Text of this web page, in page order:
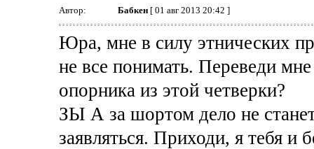
Автор: Бабкен[ 01 авг 2013 20:42 ]
Юра, мне в силу этнических
не все понимать. Переведи
опорника из этой четверки?
ЗЫ А за шортом дело не
заявляться. Приходи, я тебя и